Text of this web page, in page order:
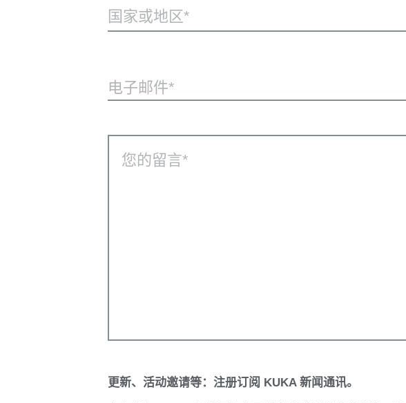
国家或地区*
电子邮件
您的留言
更新、活动邀请等：注册订阅 KUKA 新闻通讯。